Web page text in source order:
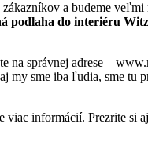
a budeme
podlaha do interiéru
správnej adrese –
sme iba ľudia, sme tu
informácií. Prezrite si